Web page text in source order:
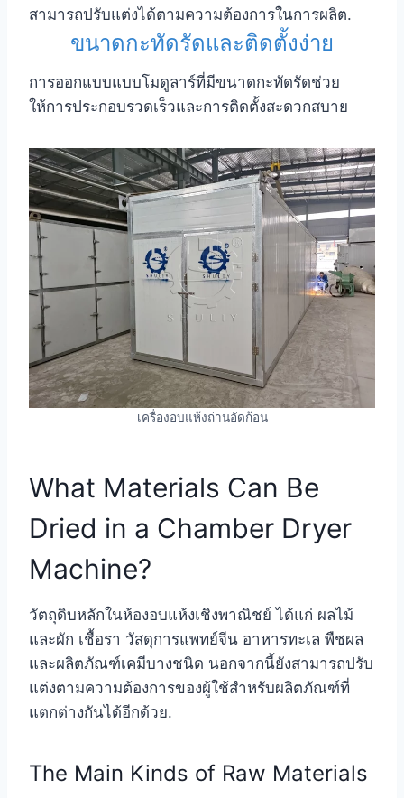
สามารถปรับแต่งได้ตามความต้องการในการผลิต.
ขนาดกะทัดรัดและติดตั้งง่าย
การออกแบบแบบโมดูลาร์ที่มีขนาดกะทัดรัดช่วย
ให้การประกอบรวดเร็วและการติดตั้งสะดวกสบาย
เครื่องอบแห้งถ่านอัดก้อน
What Materials Can Be
Dried in a Chamber Dryer
Machine?
วัตถุดิบหลักในห้องอบแห้งเชิงพาณิชย์ ได้แก่ ผลไม้
และผัก เชื้อรา วัสดุการแพทย์จีน อาหารทะเล พืชผล
และผลิตภัณฑ์เคมีบางชนิด นอกจากนี้ยังสามารถปรับ
แต่งตามความต้องการของผู้ใช้สำหรับผลิตภัณฑ์ที่
แตกต่างกันได้อีกด้วย.
The Main Kinds of Raw Materials